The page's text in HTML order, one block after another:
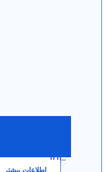
0.0
اطلاعات بیشتر